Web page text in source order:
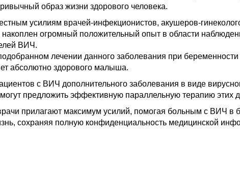
образ жизни здорового человека.
усилиям врачей-инфекционистов, акушеров-
огромный положительный опыт в области
ВИЧ.
лечении данного заболевания при
абсолютно здорового малыша.
с ВИЧ дополнительного заболевания в виде
предложить эффективную параллельную терапию этих
прилагают максимум усилий, помогая больным с ВИЧ в
сохраняя полную конфиденциальность медицинской